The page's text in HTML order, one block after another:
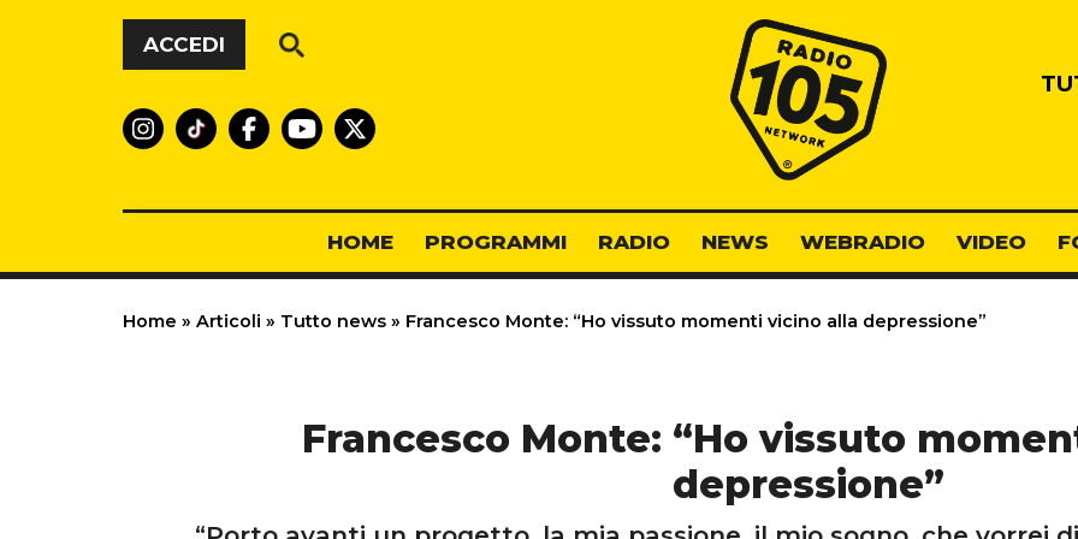
Vai al contenuto
ACCEDI
Radio 105
HOME PROGRAMMI RADIO NEWS WEBRADIO VIDEO
Home » Articoli » Tutto news » Francesco Monte: “Ho vissuto momenti vicino alla depressione”
Francesco Monte: “Ho vissuto
depressione”